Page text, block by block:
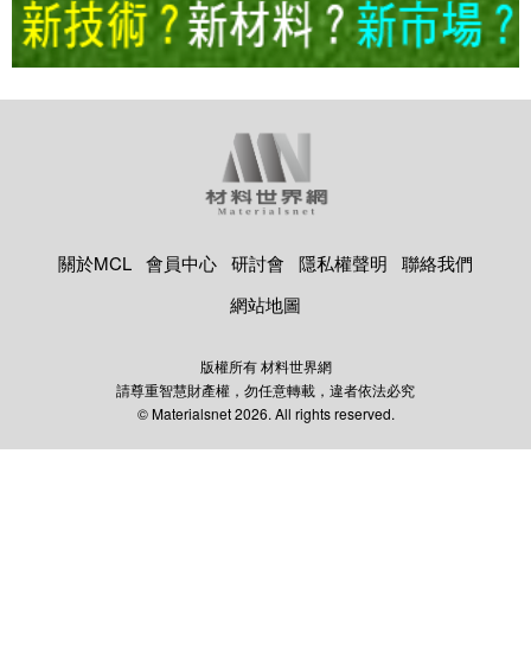
關於MCL 會員中心 研討會 隱私權聲明
聯絡我們
網站地圖
版權所有 材料世界網
請尊重智慧財產權，勿任意轉載，違者依法必究
© Materialsnet 2026. All rights reserved.